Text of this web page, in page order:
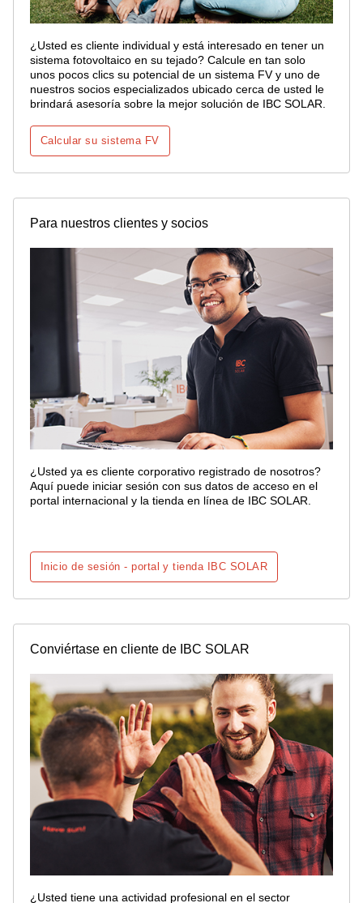
¿Usted es cliente individual y está interesado en tener un
sistema fotovoltaico en su tejado? Calcule en tan solo
unos pocos clics su potencial de un sistema FV y uno de
nuestros socios especializados ubicado cerca de usted le
brindará asesoría sobre la mejor solución de IBC SOLAR.
Calcular su sistema FV
Para nuestros clientes y socios
¿Usted ya es cliente corporativo registrado de nosotros?
Aquí puede iniciar sesión con sus datos de acceso en el
portal internacional y la tienda en línea de IBC SOLAR.
Inicio de sesión - portal y tienda IBC SOLAR
Conviértase en cliente de IBC SOLAR
¿Usted tiene una actividad profesional en el sector